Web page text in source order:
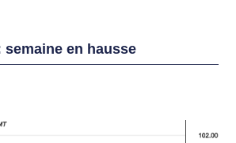
semaine en hausse